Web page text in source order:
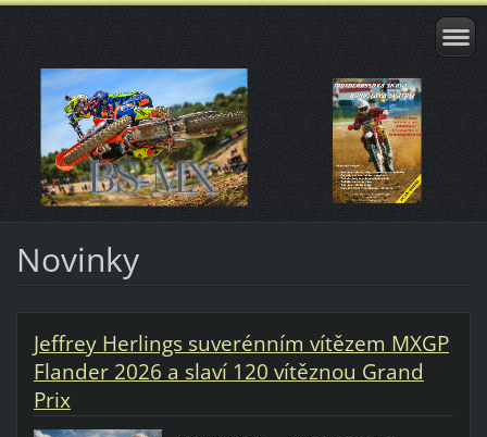
Novinky
Jeffrey Herlings suverénním vítězem MXGP
Flander 2026 a slaví 120 vítěznou Grand
Prix